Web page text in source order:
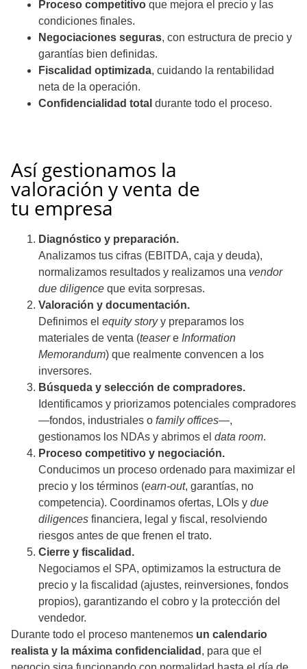
Proceso competitivo que mejora el precio y las
condiciones finales.
Negociaciones seguras, con estructura de precio y
garantías bien definidas.
Fiscalidad optimizada, cuidando la rentabilidad
neta de la operación.
Confidencialidad total durante todo el proceso.
Así gestionamos la
valoración y venta de
tu empresa
Diagnóstico y preparación.
Analizamos tus cifras (EBITDA, caja y deuda),
normalizamos resultados y realizamos una vendor
due diligence que evita sorpresas.
Valoración y documentación.
Definimos el equity storyy preparamos los
materiales de venta (teasere Information
Memorandum) que realmente convencen a los
inversores.
Búsqueda y selección de compradores.
Identificamos y priorizamos potenciales compradores
—fondos, industriales o family offices—,
gestionamos los NDAs y abrimos el data room.
Proceso competitivo y negociación.
Conducimos un proceso ordenado para maximizar el
precio y los términos (earn-out, garantías, no
competencia). Coordinamos ofertas, LOIs y due
diligences financiera, legal y fiscal, resolviendo
riesgos antes de que frenen el trato.
Cierre y fiscalidad.
Negociamos el SPA, optimizamos la estructura de
precio y la fiscalidad (ajustes, reinversiones, fondos
propios), garantizando el cobro y la protección del
vendedor.
Durante todo el proceso mantenemos un calendario
realista y la máxima confidencialidad , para que el